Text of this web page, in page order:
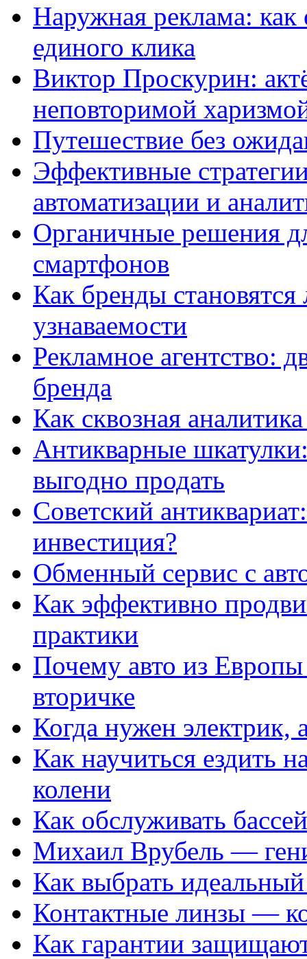
Наружная реклама: как
единого клика
Виктор Проскурин:
неповторимой
Путешествие без
Эффективные
автоматизации и
Органичные решения
смартфонов
Как бренды
узнаваемости
Рекламное агентство:
бренда
Как сквозная
Антикварные
выгодно продать
Советский
инвестиция?
Обменный сервис с
Как эффективно
практики
Почему авто из
вторичке
Когда нужен электрик,
Как научиться ездить
колени
Как обслуживать
Михаил Врубель —
Как выбрать
Контактные линзы —
Как гарантии